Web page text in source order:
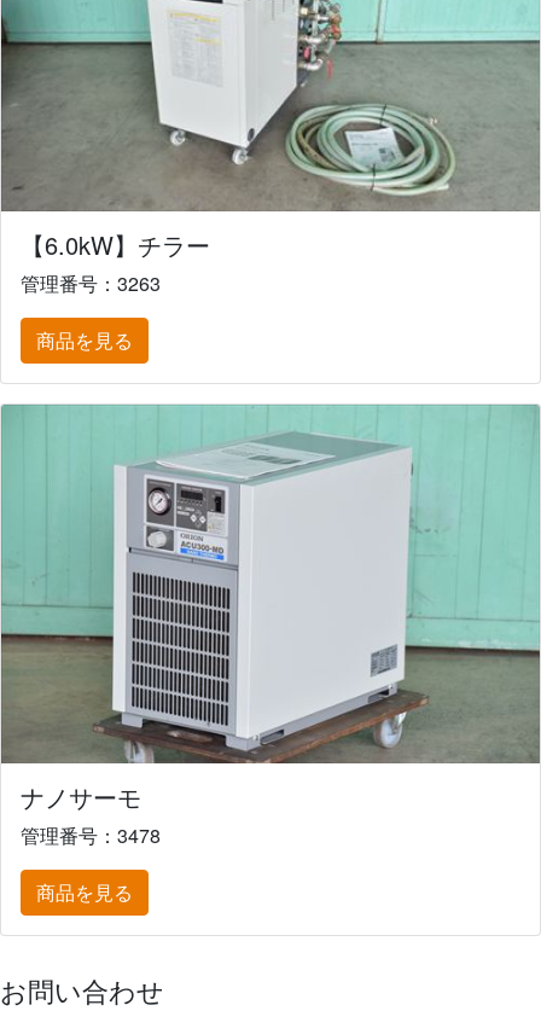
【6.0kW】チラー
管理番号：3263
商品を見る
ナノサーモ
管理番号：3478
商品を見る
お問い合わせ